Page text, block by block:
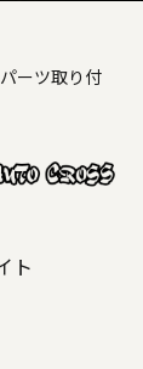
ーツ取り付
ト